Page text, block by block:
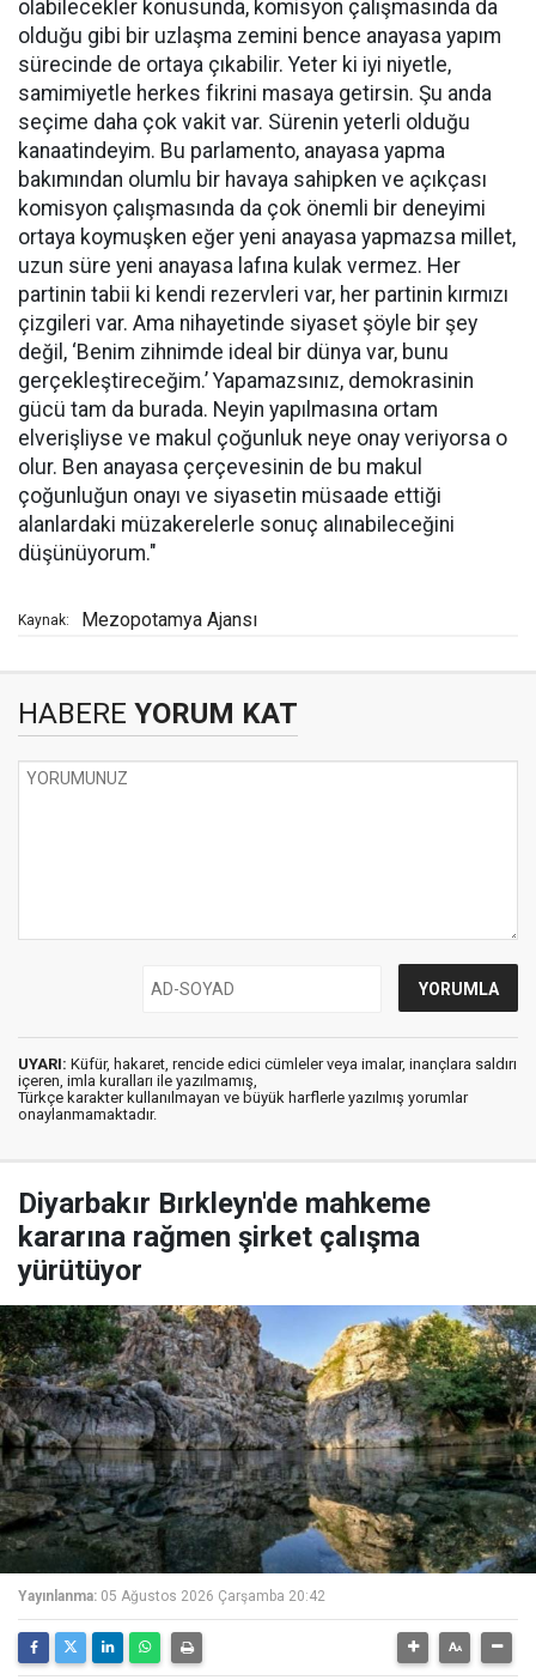
olabilecekler konusunda, komisyon çalışmasında da
olduğu gibi bir uzlaşma zemini bence anayasa yapım
sürecinde de ortaya çıkabilir. Yeter ki iyi niyetle,
samimiyetle herkes fikrini masaya getirsin. Şu anda
seçime daha çok vakit var. Sürenin yeterli olduğu
kanaatindeyim. Bu parlamento, anayasa yapma
bakımından olumlu bir havaya sahipken ve açıkçası
komisyon çalışmasında da çok önemli bir deneyimi
ortaya koymuşken eğer yeni anayasa yapmazsa millet,
uzun süre yeni anayasa lafına kulak vermez. Her
partinin tabii ki kendi rezervleri var, her partinin kırmızı
çizgileri var. Ama nihayetinde siyaset şöyle bir şey
değil, ‘Benim zihnimde ideal bir dünya var, bunu
gerçekleştireceğim.’ Yapamazsınız, demokrasinin
gücü tam da burada. Neyin yapılmasına ortam
elverişliyse ve makul çoğunluk neye onay veriyorsa o
olur. Ben anayasa çerçevesinin de bu makul
çoğunluğun onayı ve siyasetin müsaade ettiği
alanlardaki müzakerelerle sonuç alınabileceğini
düşünüyorum."
Kaynak: Mezopotamya Ajansı
HABERE YORUM KAT
UYARI: Küfür, hakaret, rencide edici cümleler veya imalar, inançlara saldırı
içeren, imla kuralları ile yazılmamış,
Türkçe karakter kullanılmayan ve büyük harflerle yazılmış yorumlar
onaylanmamaktadır.
Diyarbakır Bırkleyn'de mahkeme
kararına rağmen şirket çalışma
yürütüyor
Yayınlanma: 05 Ağustos 2026 Çarşamba 20:42